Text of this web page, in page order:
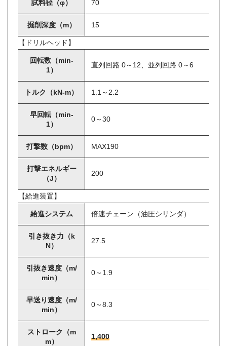
試料径（φ） 70
掘削深度（m） 15
【ドリルヘッド】
回転数（min-
1）
直列回路 0～12、並列回路 0～6
トルク（kN-m） 1.1～2.2
早回転（min-
1）
0～30
打撃数（bpm） MAX190
打撃エネルギー
（J）
200
【給進装置】
給進システム 倍速チェーン（油圧シリンダ）
引き抜き力（k
N）
27.5
引抜き速度（m/
min）
0～1.9
早送り速度（m/
min）
0～8.3
ストローク（m
m）
1,400